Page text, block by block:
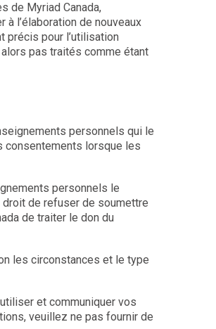
de Myriad Canada,
l’élaboration de nouveaux
précis pour l’utilisation
alors pas traités comme étant
personnels qui le
consentements lorsque les
personnels le
droit de refuser de soumettre
de traiter le don du
les circonstances et le type
et communiquer vos
veuillez ne pas fournir de